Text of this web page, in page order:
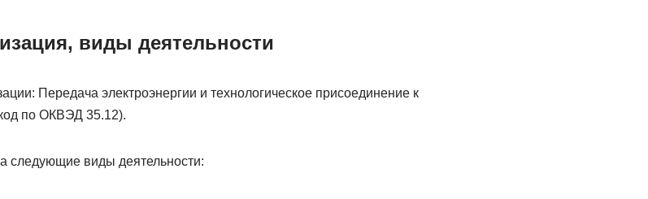
виды деятельности
Передача электроэнергии и технологическое присоединение к
по ОКВЭД 35.12).
следующие виды деятельности: